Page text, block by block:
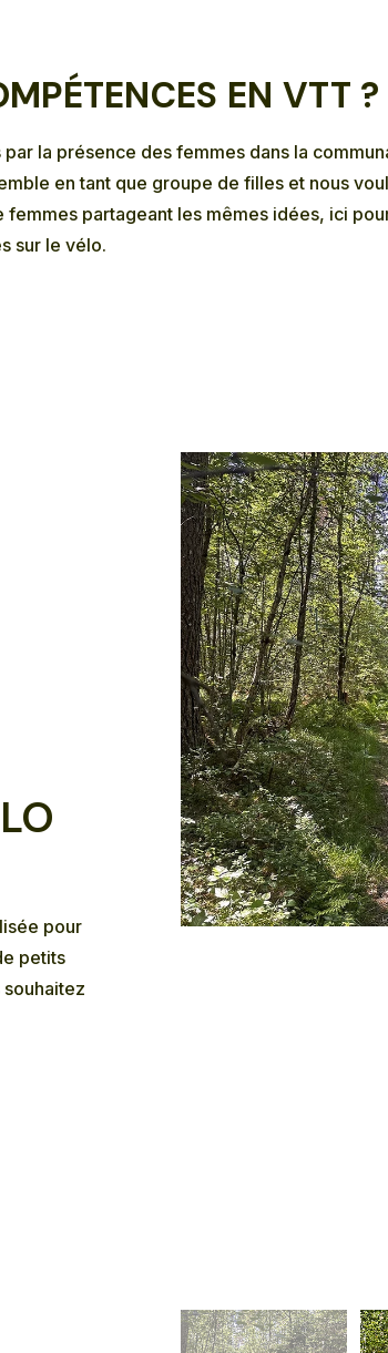
EN VTT ?
la présence des femmes dans la
en tant que groupe de filles et nous
partageant les mêmes idées, ici
sur le vélo.
pour
petits